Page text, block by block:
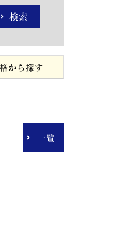
検索
から探す
一覧